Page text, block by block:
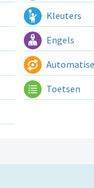
Kleuters
Engels
Toetsen